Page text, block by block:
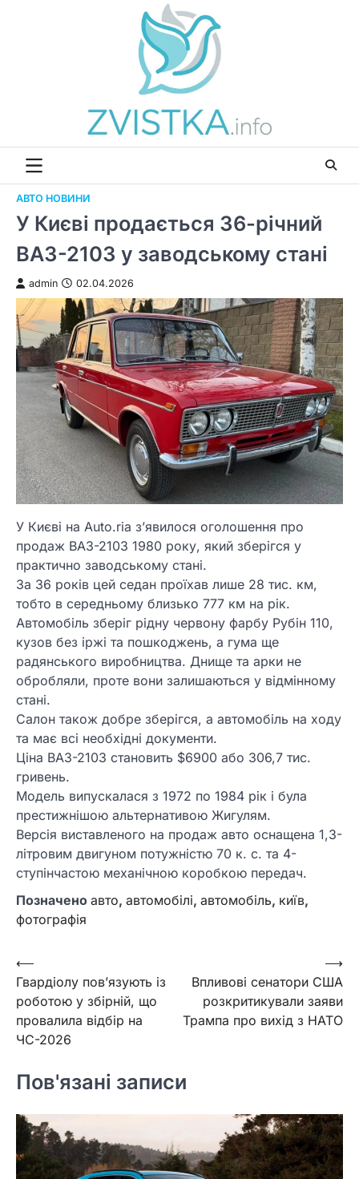
АВТО НОВИНИ
У Києві продається 36-річний
ВАЗ-2103 у заводському стані
admin 02.04.2026
У Києві на Auto.ria з’явилося оголошення про
продаж ВАЗ-2103 1980 року, який зберігся у
практично заводському стані.
За 36 років цей седан проїхав лише 28 тис. км,
тобто в середньому близько 777 км на рік.
Автомобіль зберіг рідну червону фарбу Рубін 110,
кузов без іржі та пошкоджень, а гума ще
радянського виробництва. Днище та арки не
обробляли, проте вони залишаються у відмінному
стані.
Салон також добре зберігся, а автомобіль на ходу
та має всі необхідні документи.
Ціна ВАЗ-2103 становить $6900 або 306,7 тис.
гривень.
Модель випускалася з 1972 по 1984 рік і була
престижнішою альтернативою Жигулям.
Версія виставленого на продаж авто оснащена 1,3-
літровим двигуном потужністю 70 к. с. та 4-
ступінчастою механічною коробкою передач.
Позначено авто, автомобілі, автомобіль, київ,
фотографія
Навігація
записів
⟵
Гвардіолу пов’язують із
роботою у збірній, що
провалила відбір на
ЧС-2026
Впливові сенатори США
розкритикували заяви
Трампа про вихід з НАТО
⟶
Пов'язані записи